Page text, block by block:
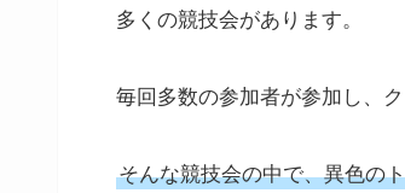
多くの競技会があります。
毎回多数の参加者が参加し、
そんな競技会の中で、異色の